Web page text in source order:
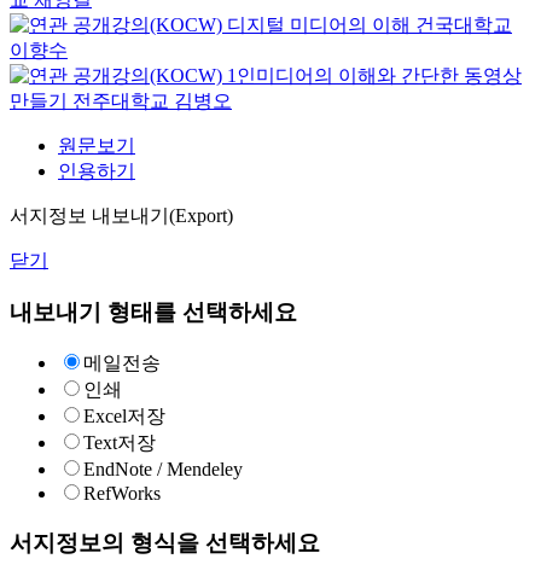
디지털 미디어의 이해 건국대학교
이향수
1인미디어의 이해와 간단한 동영상
만들기
전주대학교 김병오
원문보기
인용하기
서지정보 내보내기(Export)
닫기
내보내기 형태를 선택하세요
메일전송
인쇄
Excel저장
Text저장
EndNote / Mendeley
RefWorks
서지정보의 형식을 선택하세요